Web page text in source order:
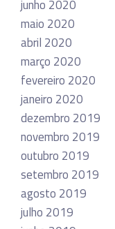
junho 2020
maio 2020
abril 2020
março 2020
fevereiro 2020
janeiro 2020
dezembro 2019
novembro 2019
outubro 2019
setembro 2019
agosto 2019
julho 2019